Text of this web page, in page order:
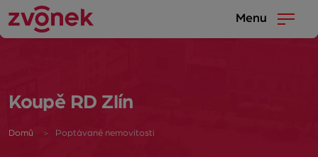
Menu
Koupě RD Zlín
Domů Poptávané nemovitosti